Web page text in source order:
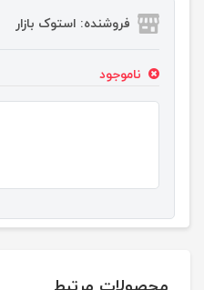
فروشنده: استوک بازار
ناموجود